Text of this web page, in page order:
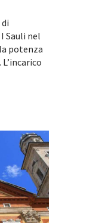
Sauli nel
potenza